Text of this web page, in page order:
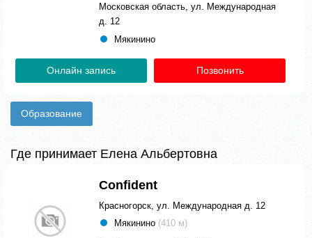
Московская область, ул. Международная
д. 12
Мякинино
Онлайн запись Позвонить
Образование
Где принимает Елена Альбертовна
Confident
Красногорск, ул. Международная д. 12
Мякинино (410 м)